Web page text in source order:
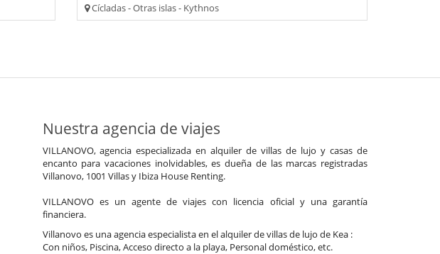
Cícladas - Otras islas - Kythnos
Nuestra agencia de viajes
VILLANOVO, agencia especializada en alquiler de villas de lujo y casas de
encanto para vacaciones inolvidables, es dueña de las marcas registradas
Villanovo, 1001 Villas y Ibiza House Renting.
VILLANOVO es un agente de viajes con licencia oficial y una garantía
financiera.
Villanovo es una agencia especialista en el alquiler de villas de lujo de Kea :
Con niños, Piscina, Acceso directo a la playa, Personal doméstico, etc.